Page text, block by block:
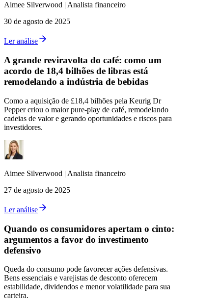
Aimee Silverwood | Analista financeiro
30 de agosto de 2025
Ler análise
A grande reviravolta do café: como um
acordo de 18,4 bilhões de libras está
remodelando a indústria de bebidas
Como a aquisição de £18,4 bilhões pela Keurig Dr
Pepper criou o maior pure‑play de café, remodelando
cadeias de valor e gerando oportunidades e riscos para
investidores.
Aimee Silverwood | Analista financeiro
27 de agosto de 2025
Ler análise
Quando os consumidores apertam o cinto:
argumentos a favor do investimento
defensivo
Queda do consumo pode favorecer ações defensivas.
Bens essenciais e varejistas de desconto oferecem
estabilidade, dividendos e menor volatilidade para sua
carteira.